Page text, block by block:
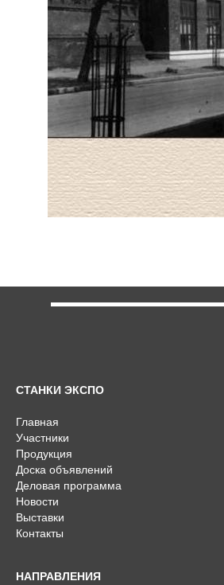
СТАНКИ ЭКСПО
Главная
Участники
Продукция
Доска объявлений
Деловая программа
Новости
Выставки
Контакты
НАПРАВЛЕНИЯ